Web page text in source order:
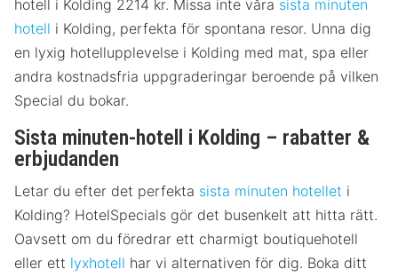
hotell i Kolding 2214 kr. Missa inte våra sista minuten
hotell i Kolding, perfekta för spontana resor. Unna dig
en lyxig hotellupplevelse i Kolding med mat, spa eller
andra kostnadsfria uppgraderingar beroende på vilken
Special du bokar.
Sista minuten-hotell i Kolding – rabatter &
erbjudanden
Letar du efter det perfekta sista minuten hotellet i
Kolding? HotelSpecials gör det busenkelt att hitta rätt.
Oavsett om du föredrar ett charmigt boutiquehotell
eller ett lyxhotell har vi alternativen för dig. Boka ditt